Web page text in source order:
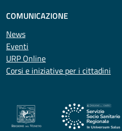
COMUNICAZIONE
News
Eventi
URP Online
Corsi e iniziative per i cittadini